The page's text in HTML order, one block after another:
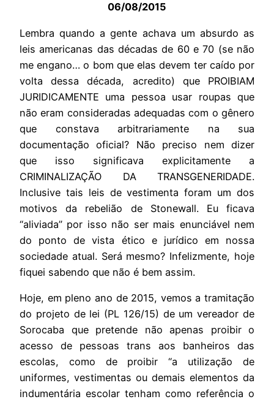
06/08/2015
Lembra quando a gente achava um absurdo as
leis americanas das décadas de 60 e 70 (se não
me engano… o bom que elas devem ter caído por
volta dessa década, acredito) que PROIBIAM
JURIDICAMENTE uma pessoa usar roupas que
não eram consideradas adequadas com o gênero
que constava arbitrariamente na sua
documentação oficial? Não preciso nem dizer
que isso significava explicitamente a
CRIMINALIZAÇÃO DA TRANSGENERIDADE.
Inclusive tais leis de vestimenta foram um dos
motivos da rebelião de Stonewall. Eu ficava
“aliviada” por isso não ser mais enunciável nem
do ponto de vista ético e jurídico em nossa
sociedade atual. Será mesmo? Infelizmente, hoje
fiquei sabendo que não é bem assim.
Hoje, em pleno ano de 2015, vemos a tramitação
do projeto de lei (PL 126/15) de um vereador de
Sorocaba que pretende não apenas proibir o
acesso de pessoas trans aos banheiros das
escolas, como de proibir “a utilização de
uniformes, vestimentas ou demais elementos da
indumentária escolar tenham como referência o